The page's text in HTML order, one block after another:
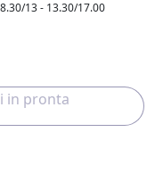
13 - 13.30/17.00
in pronta